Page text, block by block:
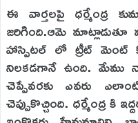
ఈ వార్తలపై ధర్మేంద్ర
జరిగింది.ఆమె
హాస్పిటల్ లో ట్రీట్ మెంట్
నిలకడగానే ఉంది. మేము
చెప్పేవరకు ఎవరు
చెప్పుకొచ్చింది. ధర్మేంద్ర కి